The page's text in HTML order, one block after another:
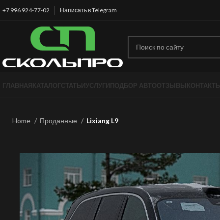
+7 996 924-77-02 Написать в Telegram
ГЛАВНАЯКАТАЛОГСТАТЬИУСЛУГИПОДБОР АВТООТЗЫВЫ
Home Проданные Lixiang L9